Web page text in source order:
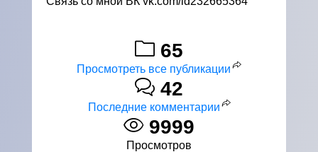
65
Просмотреть все публикации
42
Последние комментарии
9999
Просмотров